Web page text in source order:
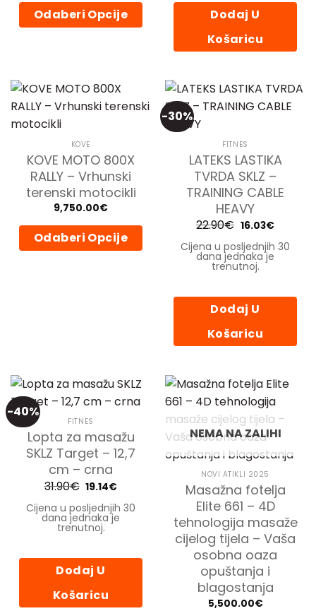
Odaberi Opcije
varijanti.
Opcije
mogu
odabrati
na
stranici
proizvoda
Dodaj U
Košaricu
KOVE
KOVE MOTO 800X
RALLY – Vrhunski
terenski motocikli
9,750.00€
Odaberi Opcije
odabrati
stranici
proizvoda
-30%
FITNES
LATEKS LASTIKA
TVRDA SKLZ –
TRAINING CABLE
HEAVY
22.90€ Izvorna
cijena
bila
je:
22.90€.
16.03€Trenutna
je:
16.03€.
Cijena u posljednjih 30
dana jednaka je
trenutnoj.
Dodaj U
Košaricu
-40%
FITNES
Lopta za masažu
SKLZ Target – 12,7
cm – crna
31.90€ Izvorna
cijena
bila
je:
31.90€.
19.14€Trenutna
je:
19.14€.
Cijena u posljednjih 30
dana jednaka je
trenutnoj.
Dodaj U
Košaricu
NEMA NA ZALIHI
NOVI ATIKLI 2025
Masažna fotelja
Elite 661 – 4D
tehnologija masaže
cijelog tijela – Vaša
osobna oaza
opuštanja i
blagostanja
5,500.00€